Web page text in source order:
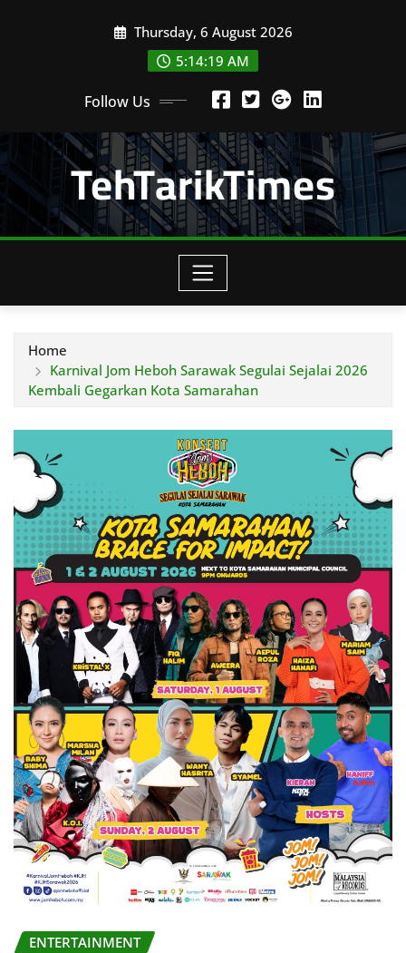
Thursday, 6 August 2026
5:14:20 AM
Follow Us
TehTarikTimes
Home
Karnival Jom Heboh Sarawak Segulai Sejalai 2026
Kembali Gegarkan Kota Samarahan
ENTERTAINMENT